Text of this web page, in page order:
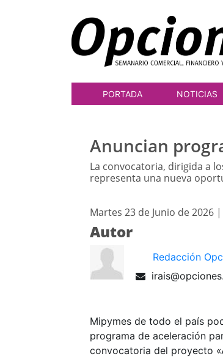
PORTADA NOTICIAS
Anuncian
La convocatoria, dirigida a
representa una nueva
Martes 23 de Junio de 2026 |
Autor
Redacción
Mipymes de todo el país
programa de aceleración
convocatoria del proyecto